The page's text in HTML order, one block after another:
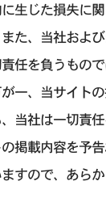
生じた損失に
た、当社およ
任を負うもの
一、当サイト
当社は一切責
掲載内容を予
すので、あら